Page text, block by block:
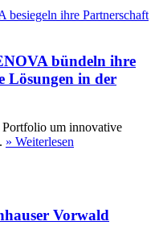
bündeln ihre
Lösungen in der
Portfolio um innovative
» Weiterlesen
Vorwald